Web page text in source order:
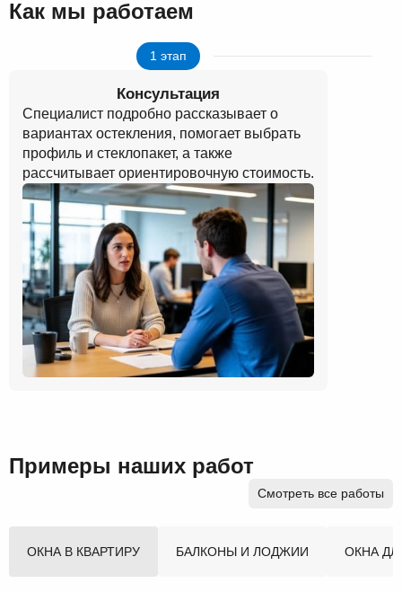
Как мы работаем
1 этап
Специалист подробно рассказывает о
вариантах остекления, помогает выбрать
профиль и стеклопакет, а также
рассчитывает ориентировочную стоимость.
Консультация
Примеры наших работ
Смотреть все работы
ОКНА В КВАРТИРУ БАЛКОНЫ И ЛОДЖИИ ОКНА